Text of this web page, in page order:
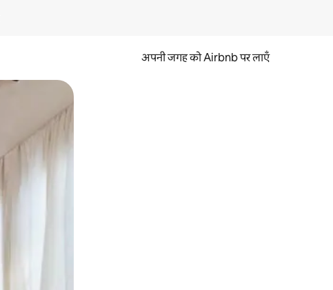
अपनी जगह को Airbnb पर लाएँ